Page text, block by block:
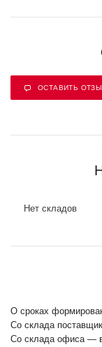
ОСТАВИТЬ
Нет складов
О сроках
Со склада
Со склада офиса — в